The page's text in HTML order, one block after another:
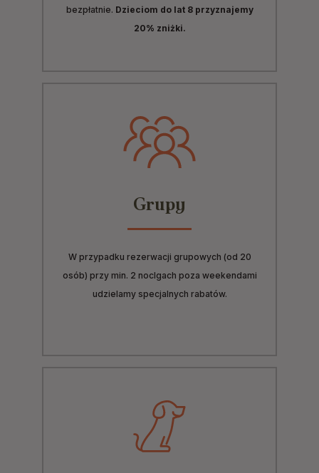
bezpłatnie. Dzieciom do lat 8 przyznajemy
20% zniżki.
Grupy
W przypadku rezerwacji grupowych (od 20
osób) przy min. 2 noclgach poza weekendami
udzielamy specjalnych rabatów.